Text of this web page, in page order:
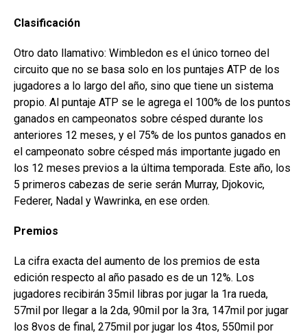
Clasificación
Otro dato llamativo: Wimbledon es el único torneo del
circuito que no se basa solo en los puntajes ATP de los
jugadores a lo largo del año, sino que tiene un sistema
propio. Al puntaje ATP se le agrega el 100% de los puntos
ganados en campeonatos sobre césped durante los
anteriores 12 meses, y el 75% de los puntos ganados en
el campeonato sobre césped más importante jugado en
los 12 meses previos a la última temporada. Este año, los
5 primeros cabezas de serie serán Murray, Djokovic,
Federer, Nadal y Wawrinka, en ese orden.
Premios
La cifra exacta del aumento de los premios de esta
edición respecto al año pasado es de un 12%. Los
jugadores recibirán 35mil libras por jugar la 1ra rueda,
57mil por llegar a la 2da, 90mil por la 3ra, 147mil por jugar
los 8vos de final, 275mil por jugar los 4tos, 550mil por